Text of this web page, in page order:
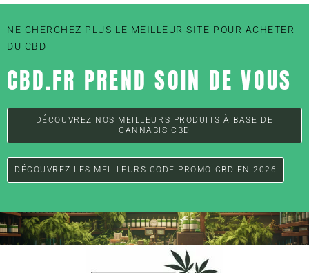
NE CHERCHEZ PLUS LE MEILLEUR SITE POUR ACHETER
DU CBD
CBD.FR PREND SOIN DE VOUS
DÉCOUVREZ NOS MEILLEURS PRODUITS À BASE DE
CANNABIS CBD
DÉCOUVREZ LES MEILLEURS CODE PROMO CBD EN 2026